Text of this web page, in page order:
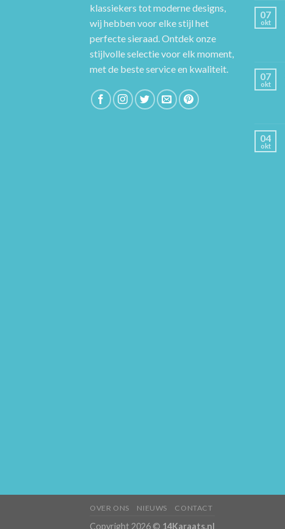
klassiekers tot moderne designs,
wij hebben voor elke stijl het
perfecte sieraad. Ontdek onze
stijlvolle selectie voor elk moment,
met de beste service en kwaliteit.
07
okt
07
okt
04
okt
OVER ONS NIEUWS CONTACT
Copyright 2026 © 14Karaats.nl